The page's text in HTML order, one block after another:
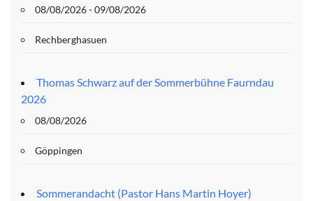
08/08/2026 - 09/08/2026
Rechberghasuen
Thomas Schwarz auf der Sommerbühne Faurndau
2026
08/08/2026
Göppingen
Sommerandacht (Pastor Hans Martin Hoyer)